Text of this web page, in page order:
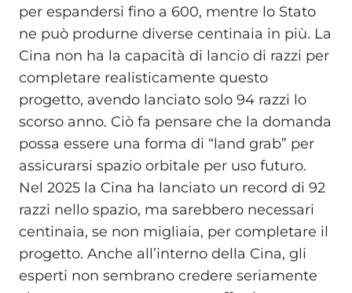
per espandersi fino a 600, mentre lo Stato
ne può produrne diverse centinaia in più. La
Cina non ha la capacità di lancio di razzi per
completare realisticamente questo
progetto, avendo lanciato solo 94 razzi lo
scorso anno. Ciò fa pensare che la domanda
possa essere una forma di “land grab” per
assicurarsi spazio orbitale per uso futuro.
Nel 2025 la Cina ha lanciato un record di 92
razzi nello spazio, ma sarebbero necessari
centinaia, se non migliaia, per completare il
progetto. Anche all’interno della Cina, gli
esperti non sembrano credere seriamente